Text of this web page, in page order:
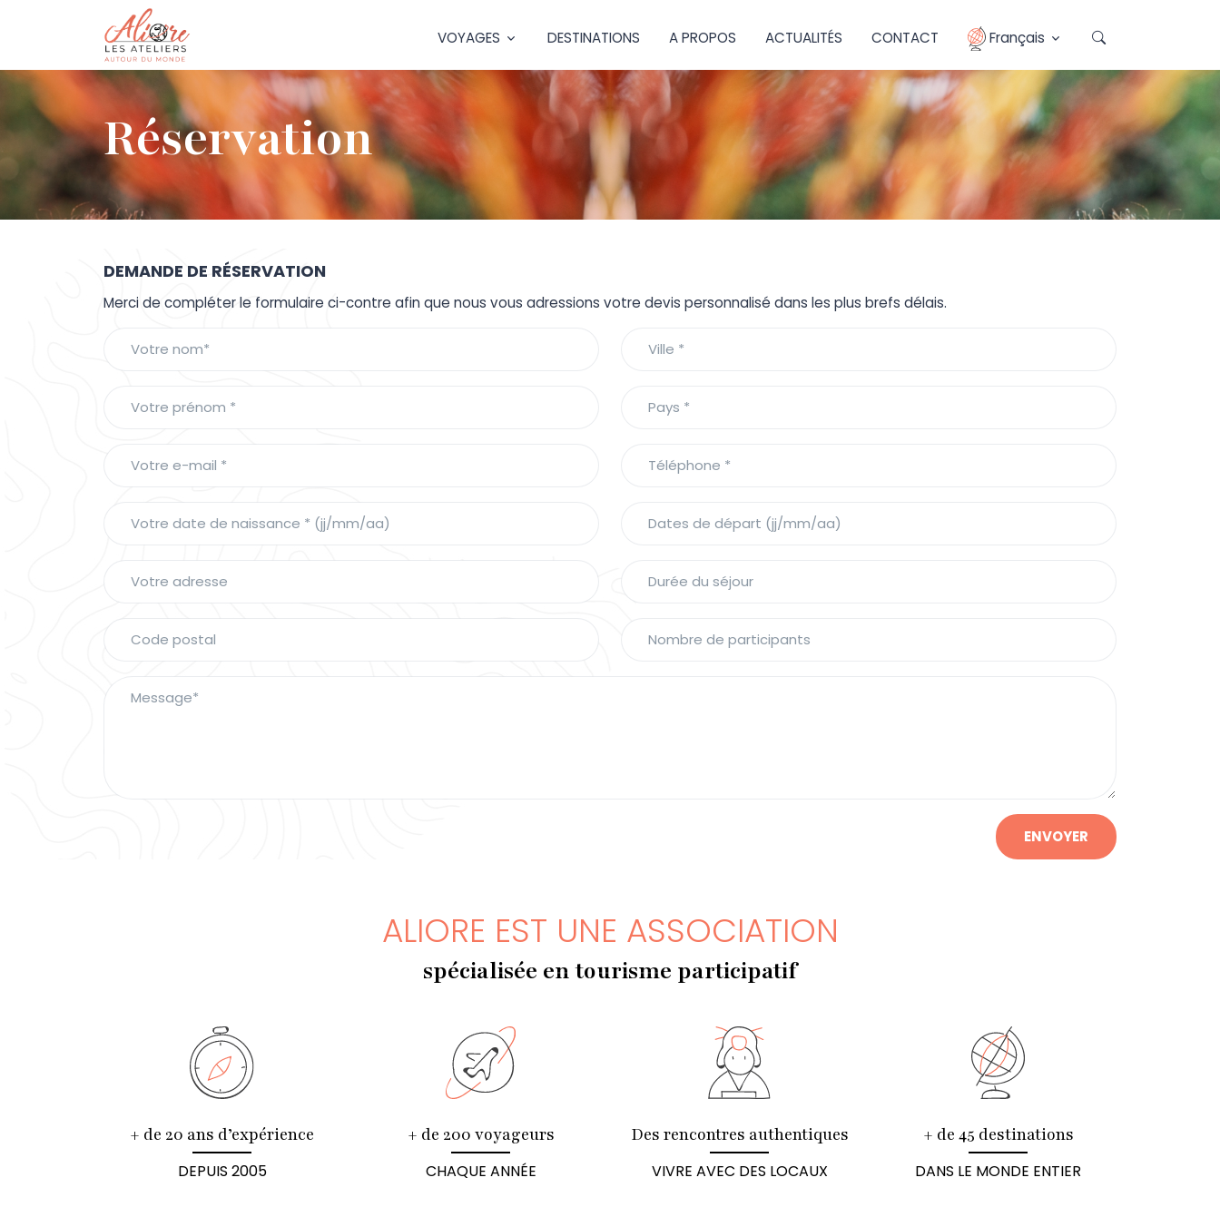
VOYAGES DESTINATIONS A PROPOS ACTUALITÉS CONTACT Français
Réservation
DEMANDE DE RÉSERVATION
Merci de compléter le formulaire ci-contre afin que nous vous adressions votre devis personnalisé dans les plus brefs délais.
ENVOYER
ALIORE EST UNE ASSOCIATION
spécialisée en tourisme participatif
+ de 20 ans d’expérience
DEPUIS 2005
+ de 200 voyageurs
CHAQUE ANNÉE
Des rencontres authentiques
VIVRE AVEC DES LOCAUX
+ de 45 destinations
DANS LE MONDE ENTIER